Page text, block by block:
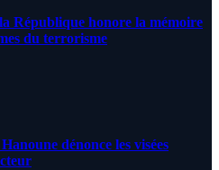
République honore la mémoire
du terrorisme
dénonce les visées